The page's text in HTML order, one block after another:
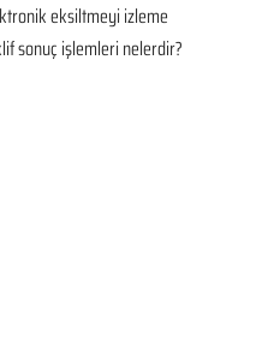
eksiltmeyi izleme
sonuç işlemleri nelerdir?